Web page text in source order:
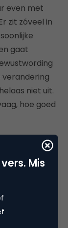
even met
zit zóveel in
gaat
niet uit.
hoe goed
Mis